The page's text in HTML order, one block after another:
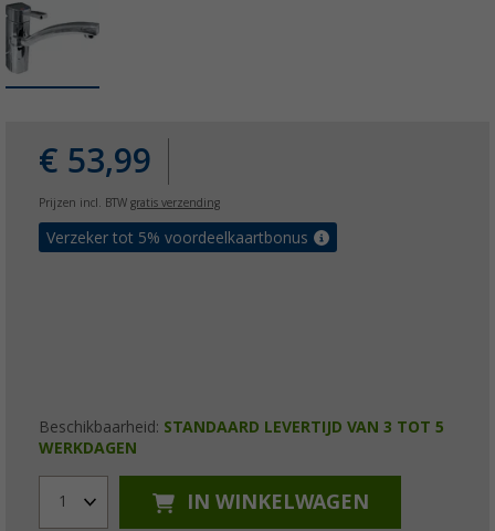
€ 53,99
Prijzen incl. BTW gratis verzending
Verzeker tot 5% voordeelkaartbonus
Beschikbaarheid: STANDAARD LEVERTIJD VAN 3 TOT 5
WERKDAGEN
1 IN WINKELWAGEN